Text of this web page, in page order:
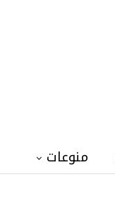
منوعات